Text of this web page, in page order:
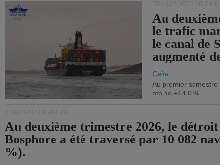
Au
le trafic
le canal de
augmenté
Caire
Au premier
été de +14,0 %.
Au deuxième trimestre 2026, le
Bosphore a été traversé par 10 082
%).